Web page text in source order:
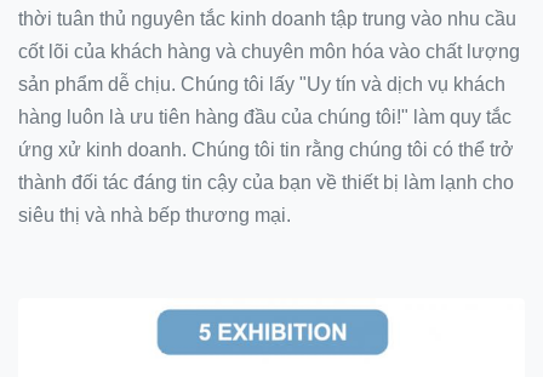
thời tuân thủ nguyên tắc kinh doanh tập trung vào nhu cầu
cốt lõi của khách hàng và chuyên môn hóa vào chất lượng
sản phẩm dễ chịu. Chúng tôi lấy "Uy tín và dịch vụ khách
hàng luôn là ưu tiên hàng đầu của chúng tôi!" làm quy tắc
ứng xử kinh doanh. Chúng tôi tin rằng chúng tôi có thể trở
thành đối tác đáng tin cậy của bạn về thiết bị làm lạnh cho
siêu thị và nhà bếp thương mại.